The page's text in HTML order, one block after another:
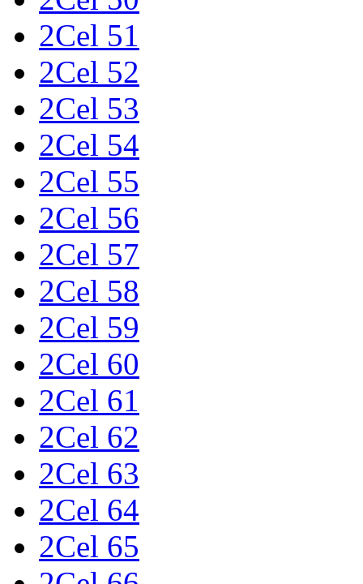
2Cel 51
2Cel 52
2Cel 53
2Cel 54
2Cel 55
2Cel 56
2Cel 57
2Cel 58
2Cel 59
2Cel 60
2Cel 61
2Cel 62
2Cel 63
2Cel 64
2Cel 65